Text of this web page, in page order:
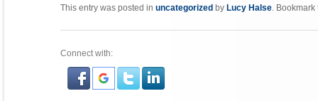
This entry was posted inuncategorized byLucy Halse .
Connect with: